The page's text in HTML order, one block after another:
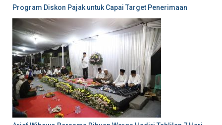
Program Diskon Pajak untuk Capai Target Penerimaan